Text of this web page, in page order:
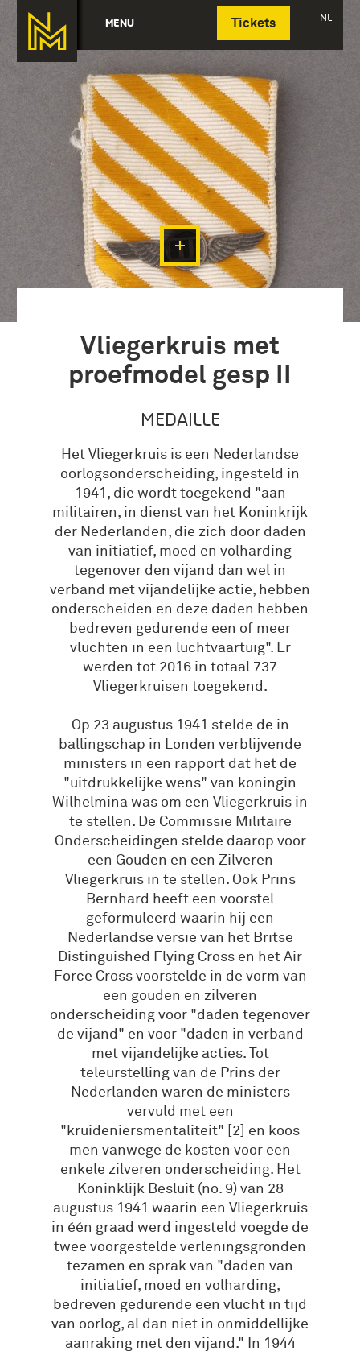
MENU Tickets NL
Deutsch
Vliegerkruis met
proefmodel gesp II
MEDAILLE
Het Vliegerkruis is een Nederlandse
oorlogsonderscheiding, ingesteld in
1941, die wordt toegekend "aan
militairen, in dienst van het Koninkrijk
der Nederlanden, die zich door daden
van initiatief, moed en volharding
tegenover den vijand dan wel in
verband met vijandelijke actie, hebben
onderscheiden en deze daden hebben
bedreven gedurende een of meer
vluchten in een luchtvaartuig". Er
werden tot 2016 in totaal 737
Vliegerkruisen toegekend.
Op 23 augustus 1941 stelde de in
ballingschap in Londen verblijvende
ministers in een rapport dat het de
"uitdrukkelijke wens" van koningin
Wilhelmina was om een Vliegerkruis in
te stellen. De Commissie Militaire
Onderscheidingen stelde daarop voor
een Gouden en een Zilveren
Vliegerkruis in te stellen. Ook Prins
Bernhard heeft een voorstel
geformuleerd waarin hij een
Nederlandse versie van het Britse
Distinguished Flying Cross en het Air
Force Cross voorstelde in de vorm van
een gouden en zilveren
onderscheiding voor "daden tegenover
de vijand" en voor "daden in verband
met vijandelijke acties. Tot
teleurstelling van de Prins der
Nederlanden waren de ministers
vervuld met een
"kruideniersmentaliteit" [2] en koos
men vanwege de kosten voor een
enkele zilveren onderscheiding. Het
Koninklijk Besluit (no. 9) van 28
augustus 1941 waarin een Vliegerkruis
in één graad werd ingesteld voegde de
twee voorgestelde verleningsgronden
tezamen en sprak van "daden van
initiatief, moed en volharding,
bedreven gedurende een vlucht in tijd
van oorlog, al dan niet in onmiddellijke
aanraking met den vijand." In 1944